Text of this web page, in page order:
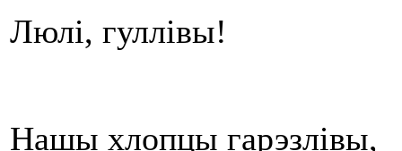
Люлі, гуллівы!
Нашы хлопцы гарэзлівы,